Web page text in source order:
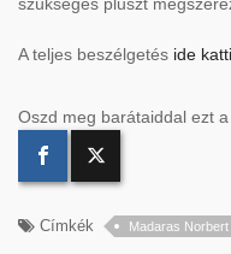
A teljes beszélgetés ide
Oszd meg barátaiddal ezt
Címkék Madaras Norbert